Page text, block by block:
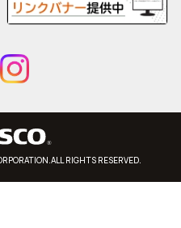
RIGHTS RESERVED.